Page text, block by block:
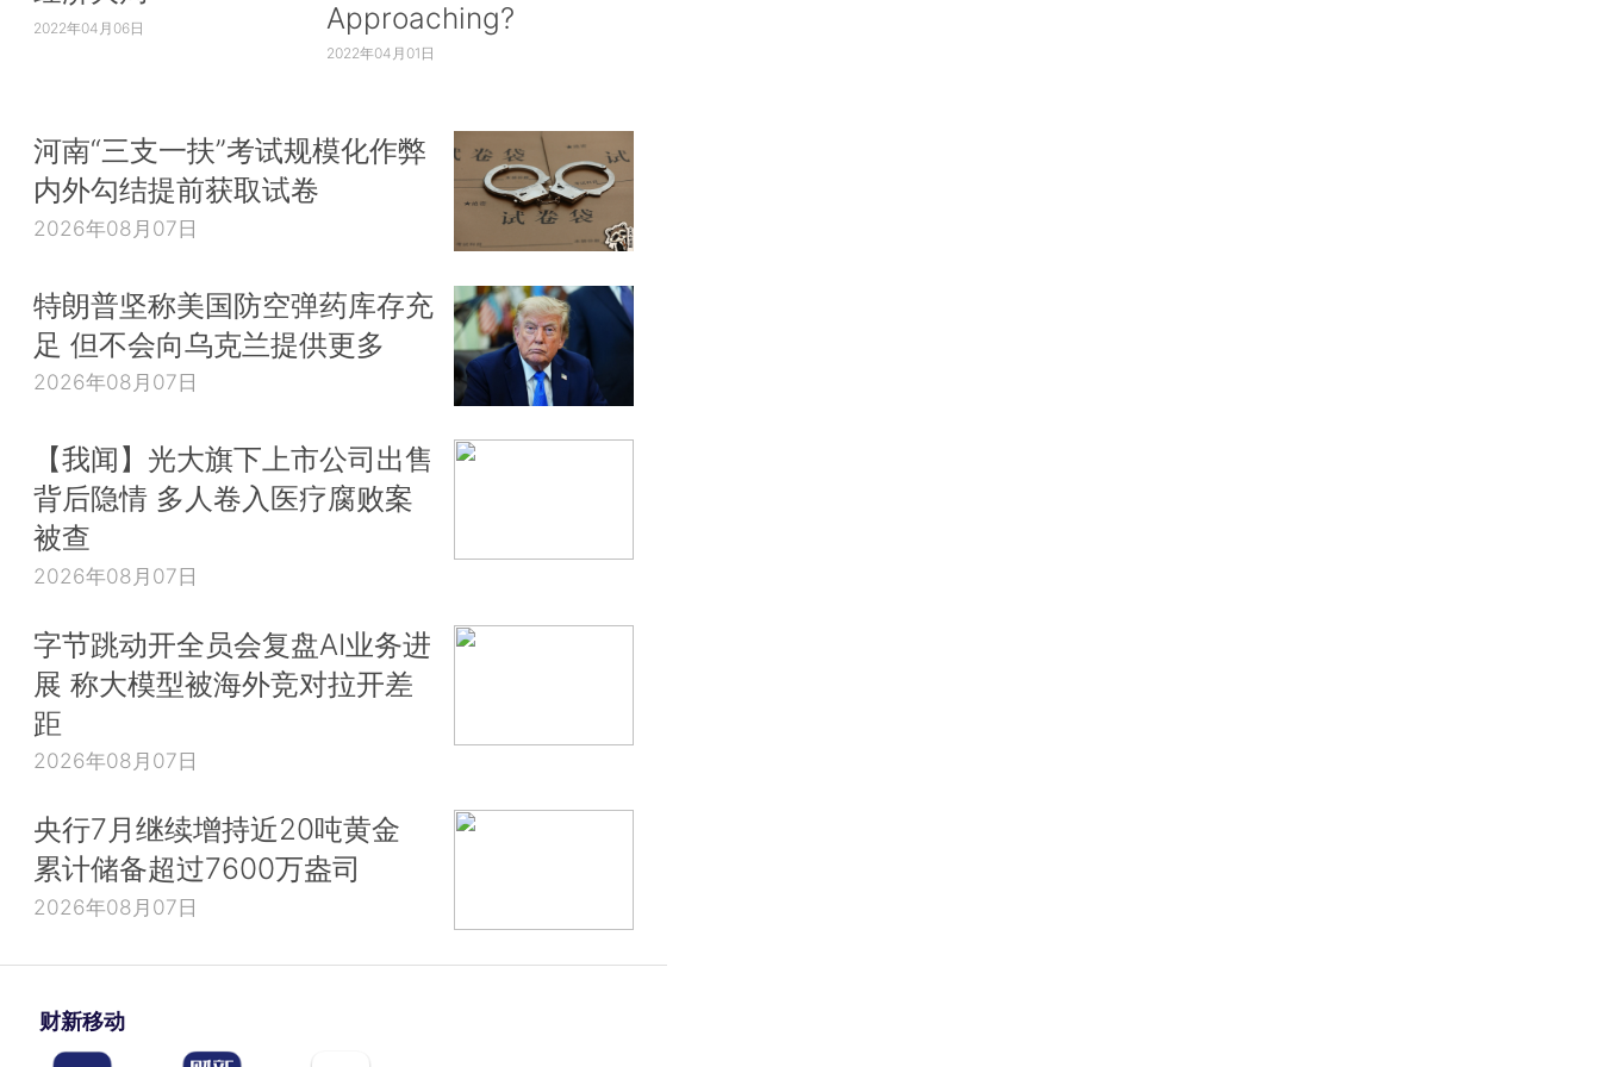
2022年04月06日
Approaching?
2022年04月01日
河南“三支一扶”考试规模化作弊
内外勾结提前获取试卷
2026年08月07日
特朗普坚称美国防空弹药库存充
足 但不会向乌克兰提供更多
2026年08月07日
【我闻】光大旗下上市公司出售
背后隐情 多人卷入医疗腐败案
被查
2026年08月07日
字节跳动开全员会复盘AI业务进
展 称大模型被海外竞对拉开差
距
2026年08月07日
央行7月继续增持近20吨黄金
累计储备超过7600万盎司
2026年08月07日
财新移动